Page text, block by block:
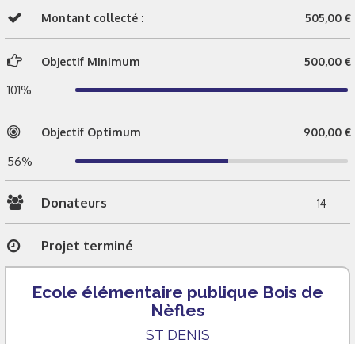
Montant collecté : 505,00 €
Objectif Minimum 500,00 €
101%
Objectif Optimum 900,00 €
56%
Donateurs 14
Projet terminé
Ecole élémentaire publique Bois de
Nèfles
ST DENIS